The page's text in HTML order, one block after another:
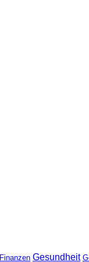
Finanzen Gesundheit